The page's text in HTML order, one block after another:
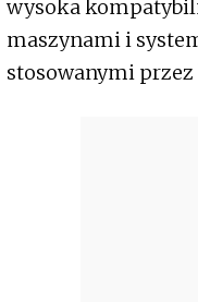
wysoka
maszynami i
stosowanymi